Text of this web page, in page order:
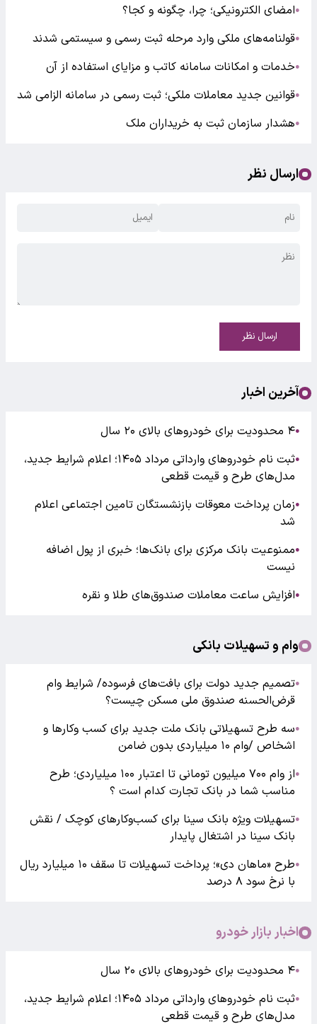
●امضای الکترونیکی؛ چرا، چگونه و کجا؟
●قولنامه‌های ملکی وارد مرحله ثبت رسمی و سیستمی شدند
●خدمات و امکانات سامانه کاتب و مزایای استفاده از آن
●قوانین جدید معاملات ملکی؛ ثبت رسمی در سامانه الزامی شد
●هشدار سازمان ثبت به خریداران ملک
ارسال نظر
ارسال نظر
آخرین اخبار
●۴ محدودیت برای خودروهای بالای ۲۰ سال
●
ثبت نام خودروهای وارداتی مرداد ۱۴۰۵؛ اعلام شرایط جدید،
مدل‌های طرح و قیمت قطعی
●زمان پرداخت معوقات بازنشستگان تامین اجتماعی اعلام
شد
●ممنوعیت بانک مرکزی برای بانک‌ها؛ خبری از پول اضافه
نیست
●افزایش ساعت معاملات صندوق‌های طلا و نقره
وام و تسهیلات بانکی
●تصمیم جدید دولت برای بافت‌های فرسوده/ شرایط وام
قرض‌الحسنه صندوق ملی مسکن چیست؟
●سه طرح تسهیلاتی بانک ملت جدید برای کسب وکارها و
اشخاص /وام ۱۰ میلیاردی بدون ضامن
●
از وام ۷۰۰ میلیون تومانی تا اعتبار ۱۰۰ میلیاردی؛ طرح
مناسب شما در بانک تجارت کدام است ؟
●تسهیلات ویژه بانک سینا برای کسب‌وکارهای کوچک / نقش
بانک سینا در اشتغال پایدار
●
طرح «ماهان دی»؛ پرداخت تسهیلات تا سقف ۱۰ میلیارد ریال
با نرخ سود ۸ درصد
اخبار بازار خودرو
●۴ محدودیت برای خودروهای بالای ۲۰ سال
●
ثبت نام خودروهای وارداتی مرداد ۱۴۰۵؛ اعلام شرایط جدید،
مدل‌های طرح و قیمت قطعی